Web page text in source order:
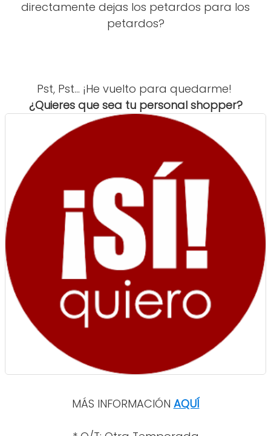
directamente dejas los petardos para los
petardos?
Pst, Pst... ¡He vuelto para quedarme!
¿Quieres que sea tu personal shopper?
MÁS INFORMACIÓN AQUÍ